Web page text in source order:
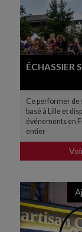
ÉCHASSIER
Ce performer de
basé à Lille et
événements en
entier